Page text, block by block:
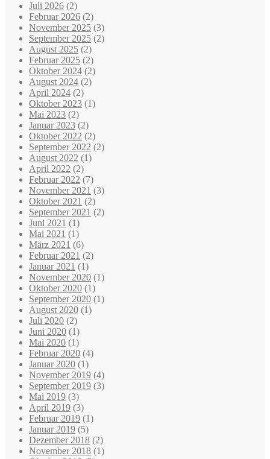
Juli 2026 (2)
Februar 2026 (2)
November 2025 (3)
September 2025 (2)
August 2025 (2)
Februar 2025 (2)
Oktober 2024 (2)
August 2024 (2)
April 2024 (2)
Oktober 2023 (1)
Mai 2023 (2)
Januar 2023 (2)
Oktober 2022 (2)
September 2022 (2)
August 2022 (1)
April 2022 (2)
Februar 2022 (7)
November 2021 (3)
Oktober 2021 (2)
September 2021 (2)
Juni 2021 (1)
Mai 2021 (1)
März 2021 (6)
Februar 2021 (2)
Januar 2021 (1)
November 2020 (1)
Oktober 2020 (1)
September 2020 (1)
August 2020 (1)
Juli 2020 (2)
Juni 2020 (1)
Mai 2020 (1)
Februar 2020 (4)
Januar 2020 (1)
November 2019 (4)
September 2019 (3)
Mai 2019 (3)
April 2019 (3)
Februar 2019 (1)
Januar 2019 (5)
Dezember 2018 (2)
November 2018 (1)